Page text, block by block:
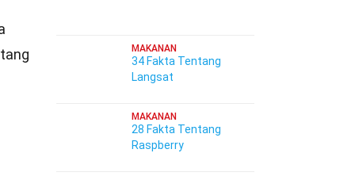
MAKANAN
34 Fakta Tentang
Langsat
MAKANAN
28 Fakta Tentang
Raspberry